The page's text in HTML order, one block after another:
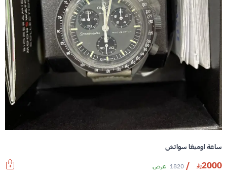
ساعة اوميغا سواتش
2000
/
1820 عرض